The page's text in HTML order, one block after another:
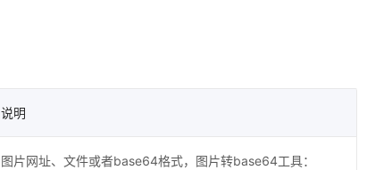
说明
图片网址、文件或者base64格式，图片转base64工具：